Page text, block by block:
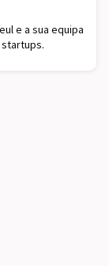
e a sua equipa